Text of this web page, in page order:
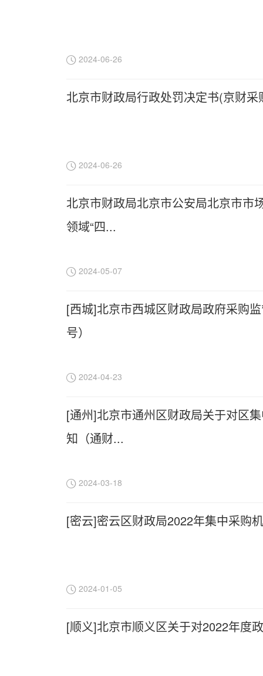
2024-06-26
北京市财政局行政处罚决定书(京财
2024-06-26
北京市财政局北京市公安局北京市市
领域“四...
2024-05-07
[西城]北京市西城区财政局政府采购
号）
2024-04-23
[通州]北京市通州区财政局关于对区
知（通财...
2024-03-18
[密云]密云区财政局2022年集中采购
2024-01-05
[顺义]北京市顺义区关于对2022年度